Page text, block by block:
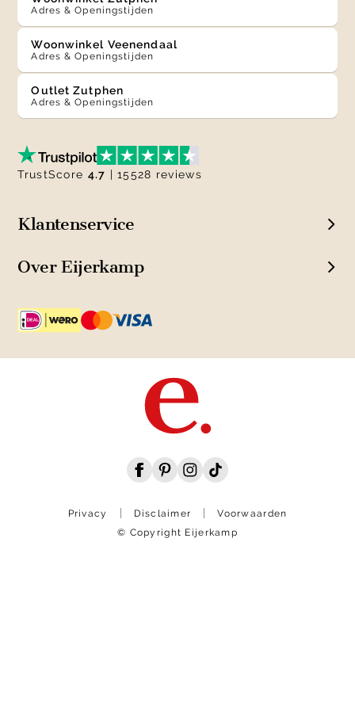
Adres & Openingstijden
Woonwinkel Veenendaal
Adres & Openingstijden
Outlet Zutphen
Adres & Openingstijden
Klantenservice
Over Eijerkamp
TrustScore 4.7 | 15528 reviews
Privacy Disclaimer
Voorwaarden
© Copyright Eijerkamp